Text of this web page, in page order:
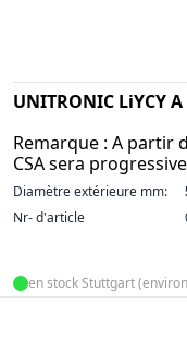
UNITRONIC LiYCY
Remarque : A partir
CSA sera
Diamètre extérieure mm:
Nr- d'article
en stock Stuttgart